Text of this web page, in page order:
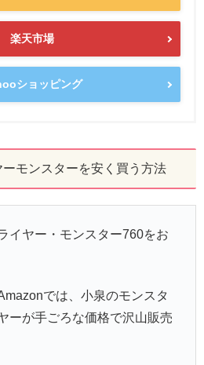
楽天市場
ショッピング
モンスターを安く買う方法
イヤー・モンスター760をお
では、小泉のモンスタ
ーが手ごろな価格で沢山販売